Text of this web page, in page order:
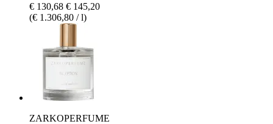
€ 130,68 € 145,20
(€ 1.306,80 / l)
ZARKOPERFUME